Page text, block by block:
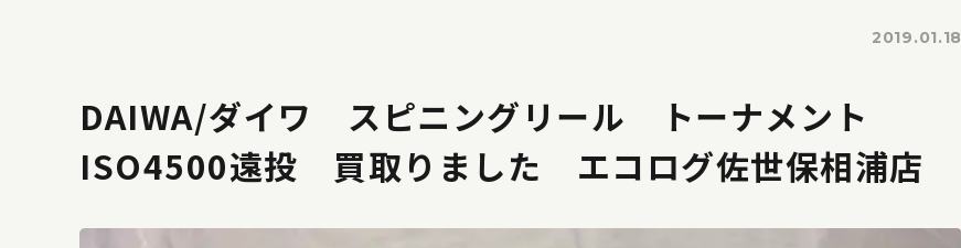
2019.01.18
DAIWA/ダイワ スピニングリール トーナメント
ISO4500遠投 買取りました エコログ佐世保相浦店